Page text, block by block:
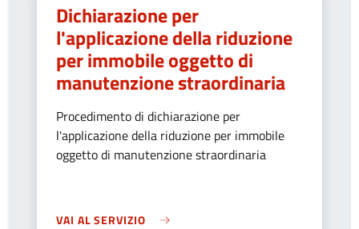
Dichiarazione per
l'applicazione della riduzione
per immobile oggetto di
manutenzione straordinaria
Procedimento di dichiarazione per
l'applicazione della riduzione per immobile
oggetto di manutenzione straordinaria
VAI AL SERVIZIO